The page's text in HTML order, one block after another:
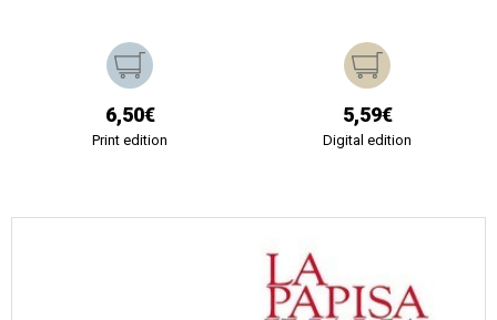
6,50€
Print edition
5,59€
Digital edition